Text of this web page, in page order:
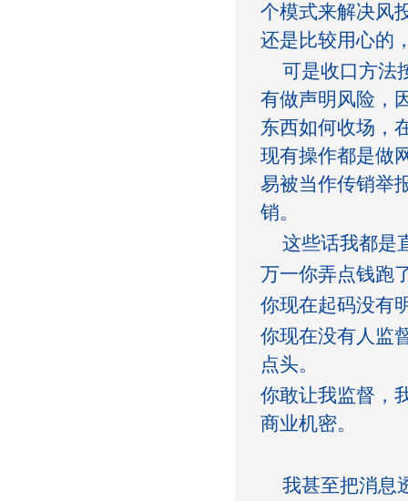
个模式来解决风
还是比较用心的
可是收口方法
有做声明风险，
东西如何收场，
现有操作都是做
易被当作传销举
销。
这些话我都是
万一你弄点钱跑
你现在起码没有
你现在没有人监
点头。
你敢让我监督，
商业机密。
我甚至把消息